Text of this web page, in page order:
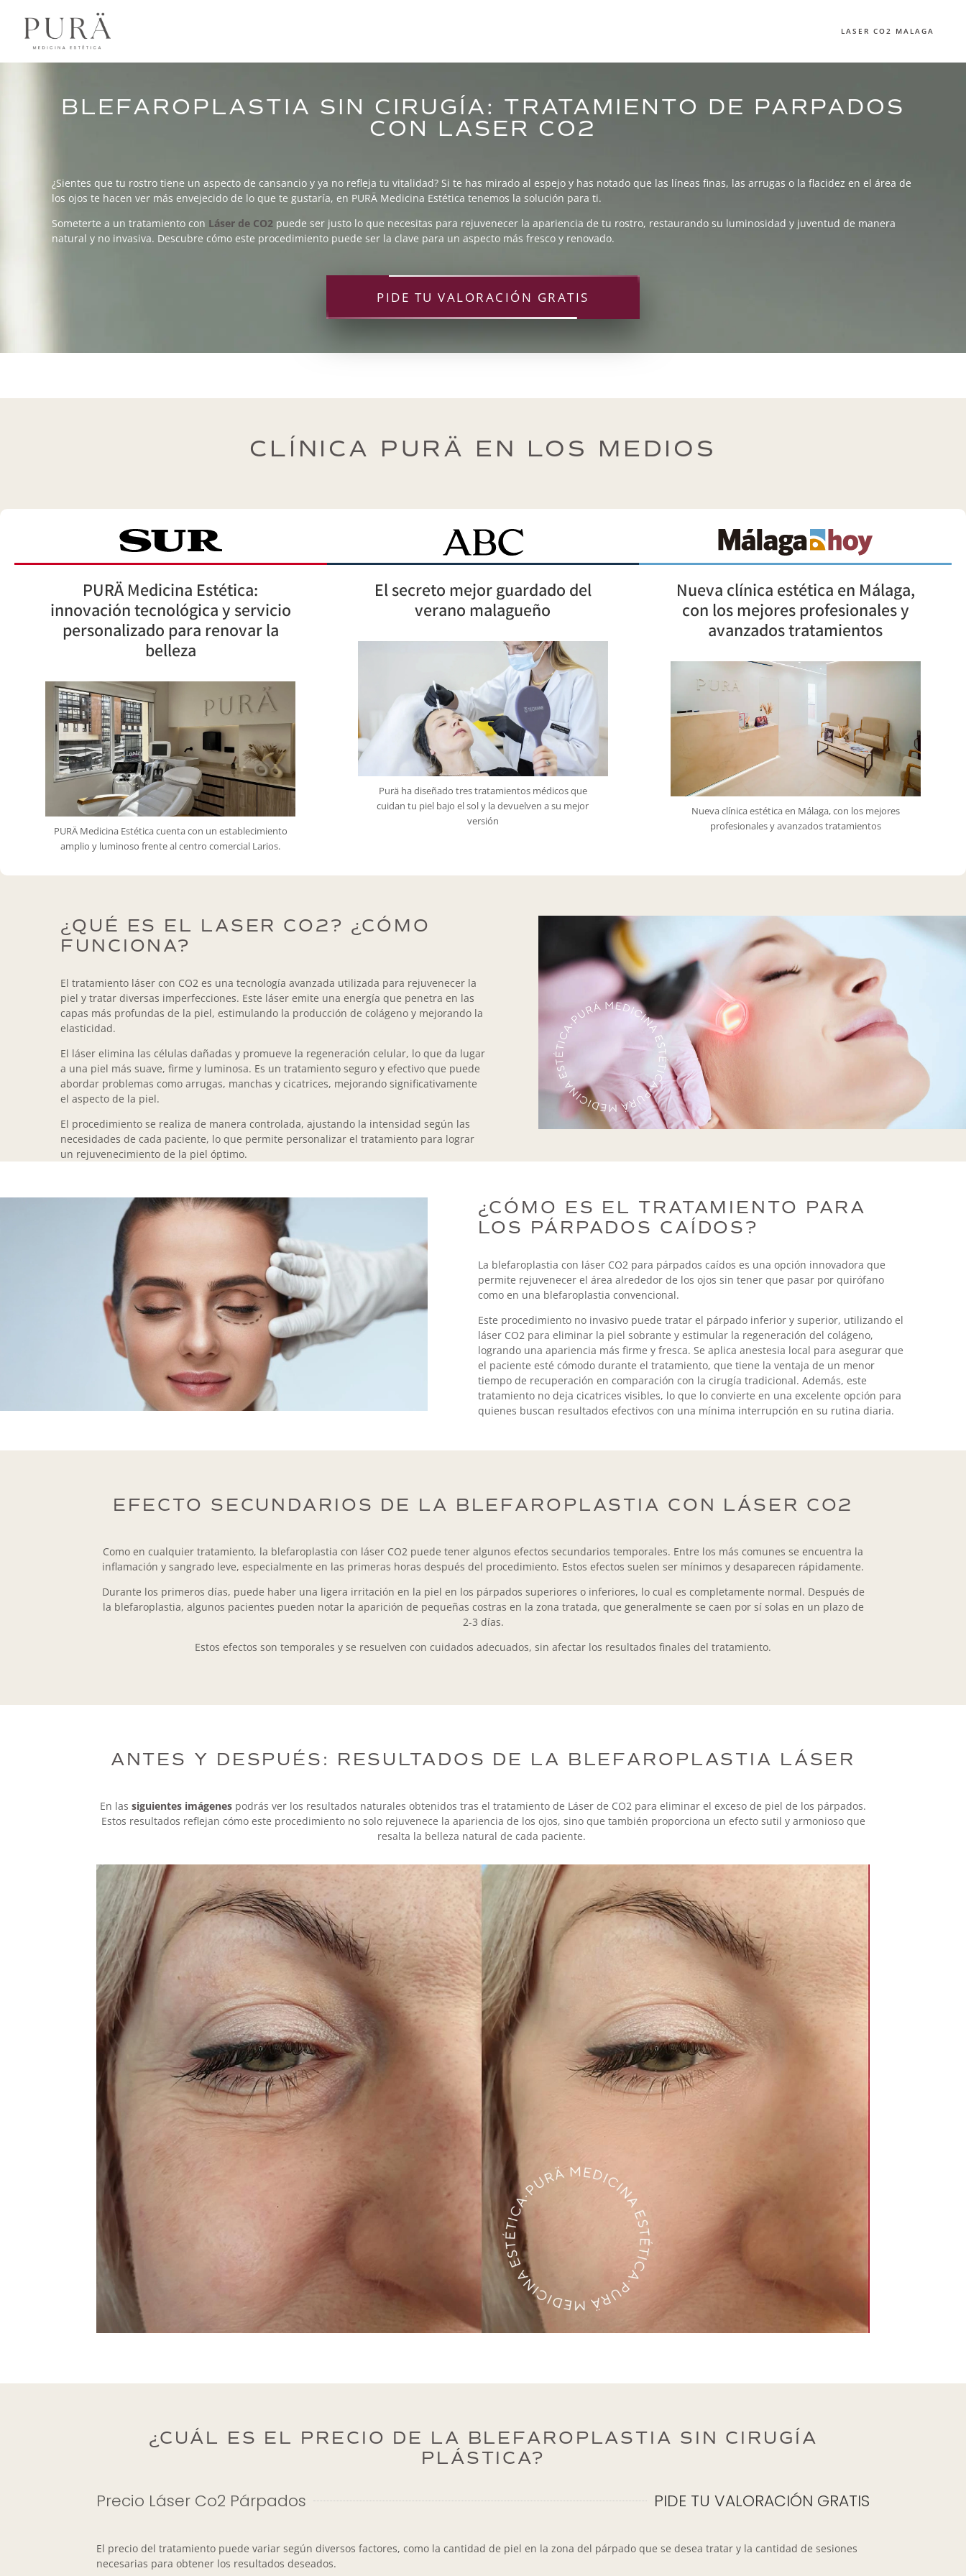
LASER CO2 MALAGA
BLEFAROPLASTIA SIN CIRUGÍA: TRATAMIENTO DE PARPADOS
CON LASER CO2
¿Sientes que tu rostro tiene un aspecto de cansancio y ya no refleja tu vitalidad? Si te has mirado al espejo y has notado que las líneas finas, las arrugas o la flacidez en el área de
los ojos te hacen ver más envejecido de lo que te gustaría, en PURÄ Medicina Estética tenemos la solución para ti.
Someterte a un tratamiento con Láser de CO2 puede ser justo lo que necesitas para rejuvenecer la apariencia de tu rostro, restaurando su luminosidad y juventud de manera
natural y no invasiva. Descubre cómo este procedimiento puede ser la clave para un aspecto más fresco y renovado.
PIDE TU VALORACIÓN GRATIS
CLÍNICA PURÄ EN LOS MEDIOS
PURÄ Medicina Estética:
innovación tecnológica y servicio
personalizado para renovar la
belleza
PURÄ Medicina Estética cuenta con un establecimiento
amplio y luminoso frente al centro comercial Larios.
El secreto mejor guardado del
verano malagueño
Purä ha diseñado tres tratamientos médicos que
cuidan tu piel bajo el sol y la devuelven a su mejor
versión
Nueva clínica estética en Málaga,
con los mejores profesionales y
avanzados tratamientos
Nueva clínica estética en Málaga, con los mejores
profesionales y avanzados tratamientos
¿QUÉ ES EL LASER CO2? ¿CÓMO
FUNCIONA?
El tratamiento láser con CO2 es una tecnología avanzada utilizada para rejuvenecer la
piel y tratar diversas imperfecciones. Este láser emite una energía que penetra en las
capas más profundas de la piel, estimulando la producción de colágeno y mejorando la
elasticidad.
El láser elimina las células dañadas y promueve la regeneración celular, lo que da lugar
a una piel más suave, firme y luminosa. Es un tratamiento seguro y efectivo que puede
abordar problemas como arrugas, manchas y cicatrices, mejorando significativamente
el aspecto de la piel.
El procedimiento se realiza de manera controlada, ajustando la intensidad según las
necesidades de cada paciente, lo que permite personalizar el tratamiento para lograr
un rejuvenecimiento de la piel óptimo.
¿CÓMO ES EL TRATAMIENTO PARA
LOS PÁRPADOS CAÍDOS?
La blefaroplastia con láser CO2 para párpados caídos es una opción innovadora que
permite rejuvenecer el área alrededor de los ojos sin tener que pasar por quirófano
como en una blefaroplastia convencional.
Este procedimiento no invasivo puede tratar el párpado inferior y superior, utilizando el
láser CO2 para eliminar la piel sobrante y estimular la regeneración del colágeno,
logrando una apariencia más firme y fresca. Se aplica anestesia local para asegurar que
el paciente esté cómodo durante el tratamiento, que tiene la ventaja de un menor
tiempo de recuperación en comparación con la cirugía tradicional. Además, este
tratamiento no deja cicatrices visibles, lo que lo convierte en una excelente opción para
quienes buscan resultados efectivos con una mínima interrupción en su rutina diaria.
EFECTO SECUNDARIOS DE LA BLEFAROPLASTIA CON LÁSER CO2
Como en cualquier tratamiento, la blefaroplastia con láser CO2 puede tener algunos efectos secundarios temporales. Entre los más comunes se encuentra la
inflamación y sangrado leve, especialmente en las primeras horas después del procedimiento. Estos efectos suelen ser mínimos y desaparecen rápidamente.
Durante los primeros días, puede haber una ligera irritación en la piel en los párpados superiores o inferiores, lo cual es completamente normal. Después de
la blefaroplastia, algunos pacientes pueden notar la aparición de pequeñas costras en la zona tratada, que generalmente se caen por sí solas en un plazo de
2-3 días.
Estos efectos son temporales y se resuelven con cuidados adecuados, sin afectar los resultados finales del tratamiento.
ANTES Y DESPUÉS: RESULTADOS DE LA BLEFAROPLASTIA LÁSER
En las siguientes imágenes podrás ver los resultados naturales obtenidos tras el tratamiento de Láser de CO2 para eliminar el exceso de piel de los párpados.
Estos resultados reflejan cómo este procedimiento no solo rejuvenece la apariencia de los ojos, sino que también proporciona un efecto sutil y armonioso que
resalta la belleza natural de cada paciente.
¿CUÁL ES EL PRECIO DE LA BLEFAROPLASTIA SIN CIRUGÍA
PLÁSTICA?
Precio Láser Co2 Párpados PIDE TU VALORACIÓN GRATIS
El precio del tratamiento puede variar según diversos factores, como la cantidad de piel en la zona del párpado que se desea tratar y la cantidad de sesiones
necesarias para obtener los resultados deseados.